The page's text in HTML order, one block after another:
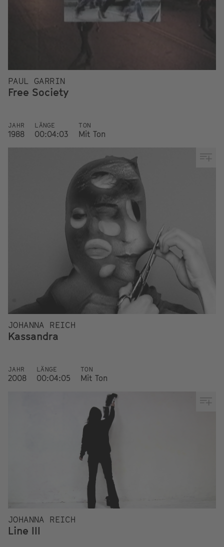
PAUL GARRIN
Free Society
JAHR
1988
LÄNGE
00:04:03
TON
Mit Ton
JOHANNA REICH
Kassandra
JAHR
2008
LÄNGE
00:04:05
TON
Mit Ton
JOHANNA REICH
Line III